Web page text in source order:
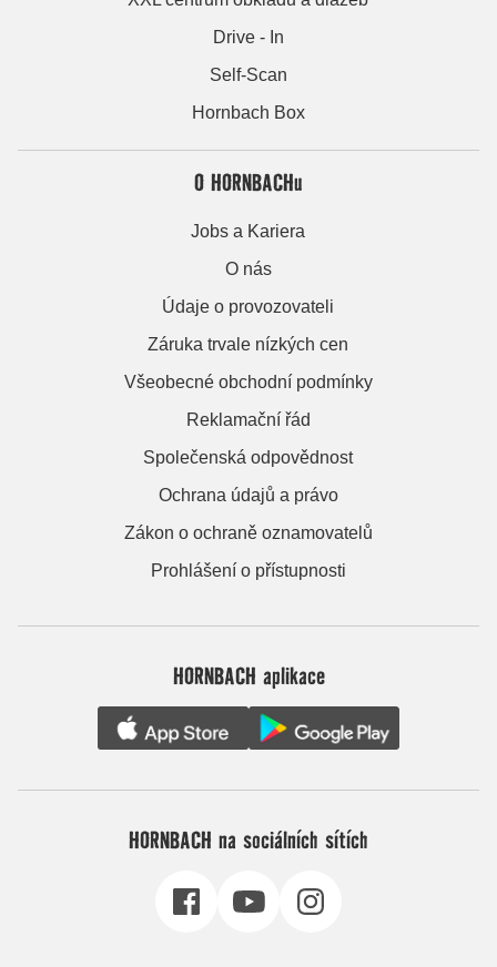
Drive - In
Self-Scan
Hornbach Box
O HORNBACHu
Jobs a Kariera
O nás
Údaje o provozovateli
Záruka trvale nízkých cen
Všeobecné obchodní podmínky
Reklamační řád
Společenská odpovědnost
Ochrana údajů a právo
Zákon o ochraně oznamovatelů
Prohlášení o přístupnosti
HORNBACH aplikace
HORNBACH na sociálních sítích